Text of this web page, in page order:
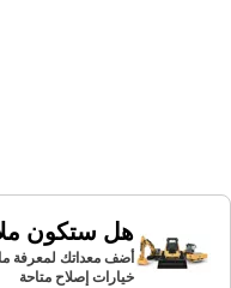
هل ستكون
أضف معداتك لمعرفة ما
خيارات إصلاح متاحة